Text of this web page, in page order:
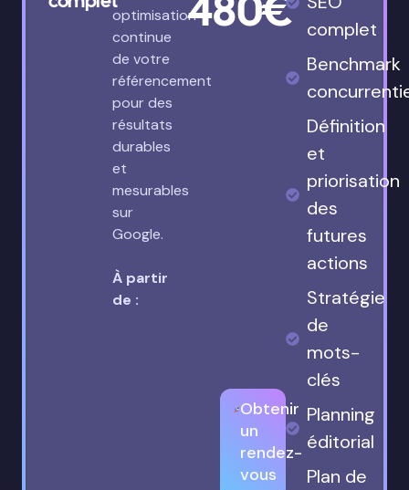
optimisation
continue
de votre
référencement
pour des
résultats
durables
et
mesurables
sur
Google.
À partir
de :
Obtenir
un
rendez-
vous
complet
Benchmark
Définition
et
priorisation
des
futures
actions
Stratégie
de
mots-
clés
Planning
éditorial
Plan de